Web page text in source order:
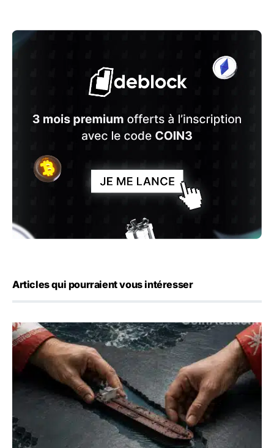
Articles qui pourraient vous intéresser
Ormuz : l’Iran annonce un accord avec Oman sur une